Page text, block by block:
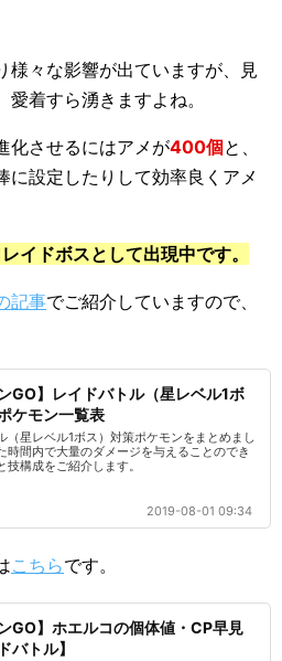
様々な影響が出ていますが、見
着すら湧きますよね。
化させるにはアメが400個と、
に設定したりして効率良くアメ
イドボスとして出現中です。
記事でご紹介していますので、
GO】レイドバトル（星レベル1ボ
ケモン一覧表
（星レベル1ボス）対策ポケモンをまとめまし
時間内で大量のダメージを与えることのでき
技構成をご紹介します。
2019-08-01 09:34
こちらです。
ンGO】ホエルコの個体値・CP早見
バトル】